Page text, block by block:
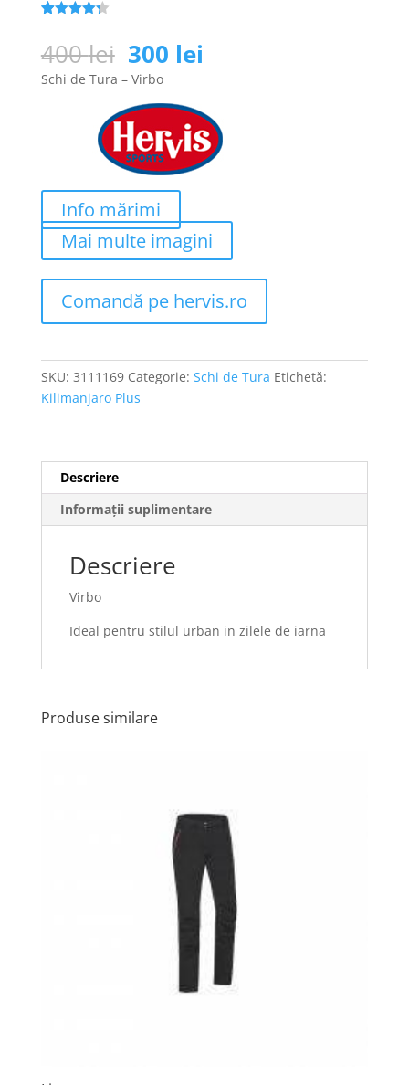
pe baza a
de evaluări
de la
400lei Prețul
inițial
a
fost:
400 lei.
300 lei
300 lei.
Schi de Tura – Virbo
Info mărimi
Mai multe imagini
Comandă pe hervis.ro
SKU: 3111169 Categorie: Schi de Tura Etichetă:
Kilimanjaro Plus
Descriere
Informații suplimentare
Descriere
Virbo
Ideal pentru stilul urban in zilele de iarna
Produse similare